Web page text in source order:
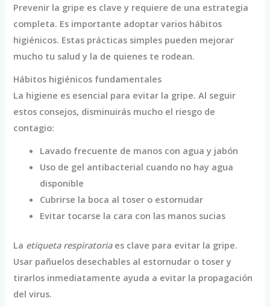
Prevenir la gripe es clave y requiere de una estrategia
completa. Es importante adoptar varios hábitos
higiénicos. Estas prácticas simples pueden mejorar
mucho tu salud y la de quienes te rodean.
Hábitos higiénicos fundamentales
La higiene es esencial para evitar la gripe. Al seguir
estos consejos, disminuirás mucho el riesgo de
contagio:
Lavado frecuente de manos con agua y jabón
Uso de gel antibacterial cuando no hay agua
disponible
Cubrirse la boca al toser o estornudar
Evitar tocarse la cara con las manos sucias
La etiqueta respiratoriaes clave para evitar la gripe.
Usar pañuelos desechables al estornudar o toser y
tirarlos inmediatamente ayuda a evitar la propagación
del virus.